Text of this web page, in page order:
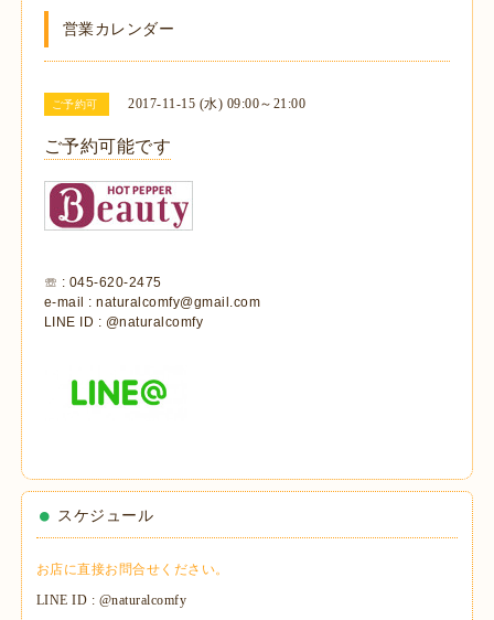
営業カレンダー
ご予約可 2017-11-15 (水) 09:00～21:00
ご予約可能です
☏ : 045-620-2475
e-mail : naturalcomfy@gmail.com
LINE ID : @naturalcomfy
スケジュール
お店に直接お問合せください。
LINE ID : @naturalcomfy